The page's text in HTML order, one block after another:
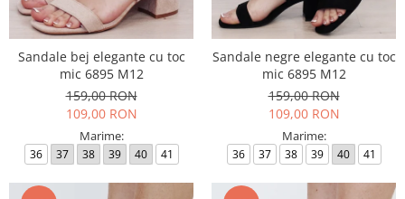
Sandale bej elegante cu toc
mic 6895 M12
159,00 RON
109,00 RON
Marime:
36 37 38 39 40 41
Sandale negre elegante cu toc
mic 6895 M12
159,00 RON
109,00 RON
Marime:
36 37 38 39 40 41